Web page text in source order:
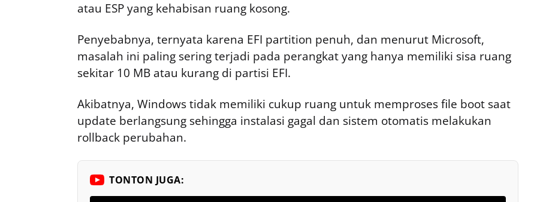
atau ESP yang kehabisan ruang kosong.
Penyebabnya, ternyata karena EFI partition penuh, dan menurut Microsoft,
masalah ini paling sering terjadi pada perangkat yang hanya memiliki sisa ruang
sekitar 10 MB atau kurang di partisi EFI.
Akibatnya, Windows tidak memiliki cukup ruang untuk memproses file boot saat
update berlangsung sehingga instalasi gagal dan sistem otomatis melakukan
rollback perubahan.
TONTON JUGA: